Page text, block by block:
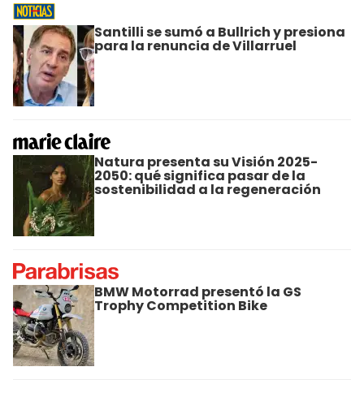
Santilli se sumó a Bullrich y presiona
para la renuncia de Villarruel
Natura presenta su Visión 2025-
2050: qué significa pasar de la
sostenibilidad a la regeneración
BMW Motorrad presentó la GS
Trophy Competition Bike